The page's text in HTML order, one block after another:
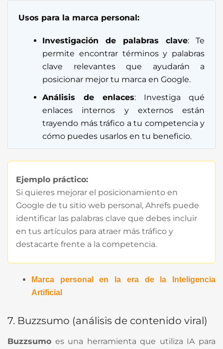
Usos para la marca personal:
Investigación de palabras clave: Te
permite encontrar términos y palabras
clave relevantes que ayudarán a
posicionar mejor tu marca en Google.
Análisis de enlaces: Investiga qué
enlaces internos y externos están
trayendo más tráfico a tu competencia y
cómo puedes usarlos en tu beneficio.
Ejemplo práctico:
Si quieres mejorar el posicionamiento en
Google de tu sitio web personal, Ahrefs puede
identificar las palabras clave que debes incluir
en tus artículos para atraer más tráfico y
destacarte frente a la competencia.
Marca personal en la era de la Inteligencia
Artificial
7. Buzzsumo (análisis de contenido viral)
Buzzsumo es una herramienta que utiliza IA para